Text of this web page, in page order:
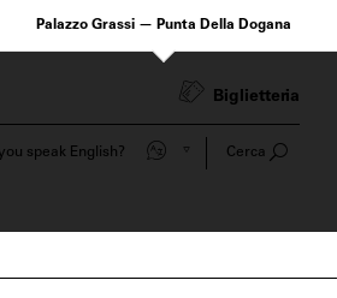
Palazzo Grassi — Punta Della Dogana
Biglietteria
speak English? Cerca